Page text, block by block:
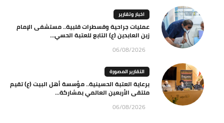
اخبار وتقارير
عمليات جراحية وقسطرات قلبية.. مستشفى الإمام
زين العابدين (ع) التابع للعتبة الحسي...
06/08/2026
التقارير المصورة
برعاية العتبة الحسينية.. مؤسسة أهل البيت (ع) تقيم
ملتقى الأربعين العالمي بمشاركة...
06/08/2026